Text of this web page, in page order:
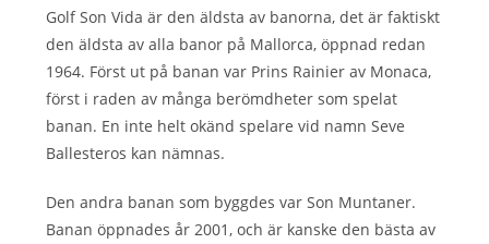
Golf Son Vida är den äldsta av banorna, det är faktiskt
den äldsta av alla banor på Mallorca, öppnad redan
1964. Först ut på banan var Prins Rainier av Monaca,
först i raden av många berömdheter som spelat
banan. En inte helt okänd spelare vid namn Seve
Ballesteros kan nämnas.
Den andra banan som byggdes var Son Muntaner.
Banan öppnades år 2001, och är kanske den bästa av